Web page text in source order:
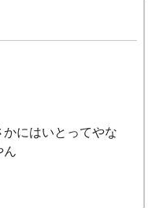
にはいとってやな
ん